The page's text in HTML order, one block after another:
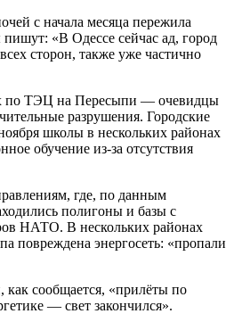
с начала месяца пережила
«В Одессе сейчас ад, город
сторон, также уже частично
по ТЭЦ на Пересыпи — очевидцы
разрушения. Городские
школы в нескольких районах
обучение из-за отсутствия
где, по данным
полигоны и базы с
НАТО. В нескольких районах
повреждена энергосеть: «пропали
сообщается, «прилёты по
— свет закончился».